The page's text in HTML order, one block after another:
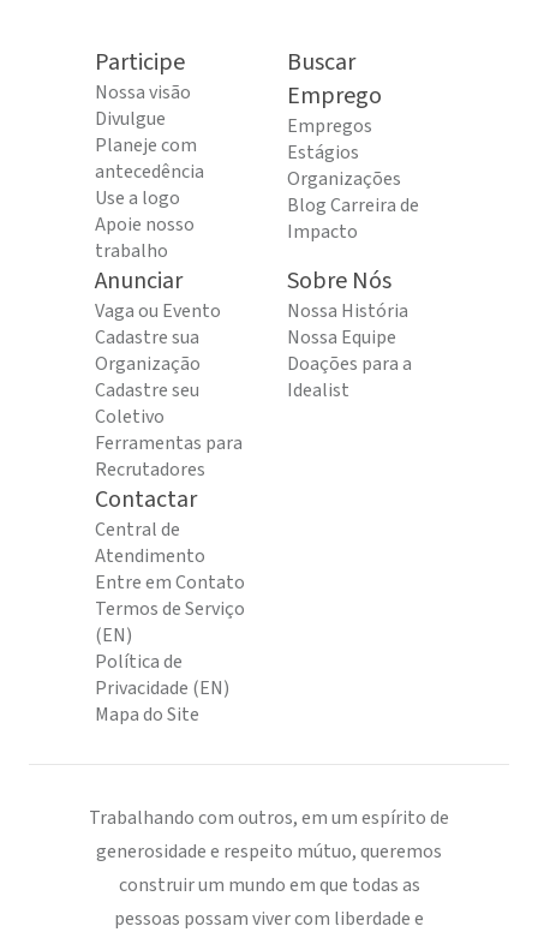
Participe
Nossa visão
Divulgue
Planeje com
antecedência
Use a logo
Apoie nosso
trabalho
Buscar
Emprego
Empregos
Estágios
Organizações
Blog Carreira de
Impacto
Anunciar
Vaga ou Evento
Cadastre sua
Organização
Cadastre seu
Coletivo
Ferramentas para
Recrutadores
Sobre Nós
Nossa História
Nossa Equipe
Doações para a
Idealist
Contactar
Central de
Atendimento
Entre em Contato
Termos de Serviço
(EN)
Política de
Privacidade (EN)
Mapa do Site
Trabalhando com outros, em um espírito de
generosidade e respeito mútuo, queremos
construir um mundo em que todas as
pessoas possam viver com liberdade e